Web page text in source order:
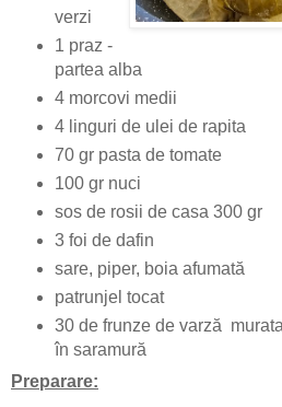
verzi
1 praz -
partea alba
4 morcovi medii
4 linguri de ulei de rapita
70 gr pasta de tomate
100 gr nuci
sos de rosii de casa 300 gr
3 foi de dafin
sare, piper, boia afumată
patrunjel tocat
30 de frunze de varză
în saramură
Preparare: